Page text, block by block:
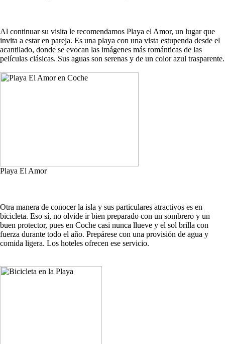
Al continuar su visita le recomendamos Playa el Amor, un lugar que
invita a estar en pareja. Es una playa con una vista estupenda desde el
acantilado, donde se evocan las imágenes más románticas de las
películas clásicas. Sus aguas son serenas y de un color azul trasparente.
Playa El Amor
Otra manera de conocer la isla y sus particulares atractivos es en
bicicleta. Eso sí, no olvide ir bien preparado con un sombrero y un
buen protector, pues en Coche casi nunca llueve y el sol brilla con
fuerza durante todo el año. Prepárese con una provisión de agua y
comida ligera. Los hoteles ofrecen ese servicio.